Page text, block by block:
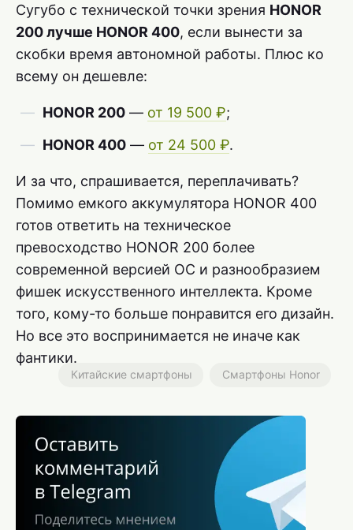
Сугубо с технической точки зрения HONOR
200 лучше HONOR 400, если вынести за
скобки время автономной работы. Плюс ко
всему он дешевле:
HONOR 200 — от 19 500 ₽;
HONOR 400 — от 24 500 ₽.
И за что, спрашивается, переплачивать?
Помимо емкого аккумулятора HONOR 400
готов ответить на техническое
превосходство HONOR 200 более
современной версией ОС и разнообразием
фишек искусственного интеллекта. Кроме
того, кому-то больше понравится его дизайн.
Но все это воспринимается не иначе как
фантики.
Китайские смартфоны Смартфоны Honor